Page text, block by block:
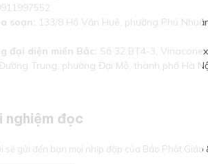
soạn: 133/8 Hồ Văn Huê, phường Phú
đại diện miền Bắc: Số 32 BT4-3,
Trung, phường Đại Mỗ, thành phố Hà
đọc
sẽ gửi đến bạn mọi nhịp đập của Báo Phật Giáo